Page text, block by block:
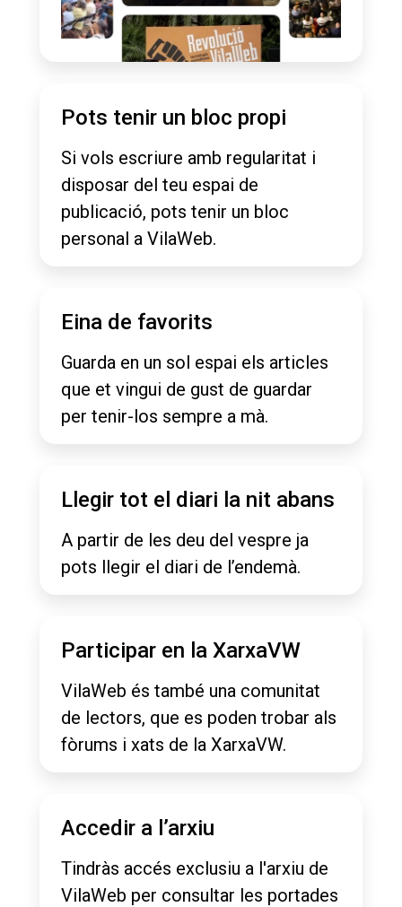
Pots tenir un bloc propi
Si vols escriure amb regularitat i
disposar del teu espai de
publicació, pots tenir un bloc
personal a VilaWeb.
Eina de favorits
Guarda en un sol espai els articles
que et vingui de gust de guardar
per tenir-los sempre a mà.
Llegir tot el diari la nit abans
A partir de les deu del vespre ja
pots llegir el diari de l’endemà.
Participar en la XarxaVW
VilaWeb és també una comunitat
de lectors, que es poden trobar als
fòrums i xats de la XarxaVW.
Accedir a l’arxiu
Tindràs accés exclusiu a l'arxiu de
VilaWeb per consultar les portades